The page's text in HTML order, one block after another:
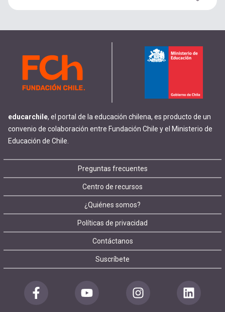
educarchile, el portal de la educación chilena, es producto de un
convenio de colaboración entre Fundación Chile y el Ministerio de
Educación de Chile.
Footer
menu
Preguntas frecuentes
Centro de recursos
¿Quiénes somos?
Políticas de privacidad
Contáctanos
Suscríbete
Redes